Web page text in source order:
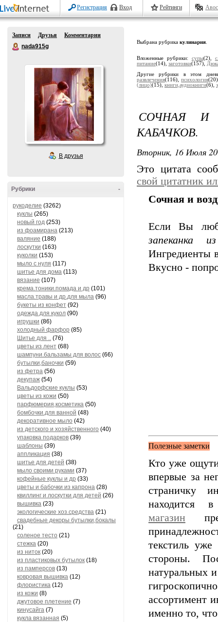
Регистрация Вход Рейтинги
Записи Друзья
Комментарии
nada915g
В друзья
-
Рубрики
рукоделие (3262)
куклы (265)
новый год (253)
из фоамирана (213)
валяние (188)
лоскутки (163)
куколки (153)
мыло с нуля (117)
шитье для дома (113)
вязание (107)
крема.тоники.помада и др (101)
масла.травы и др.для мыла (96)
букеты из конфет (92)
одежда для кукол (90)
игрушки (86)
холодный фарфор (85)
Шитье для .. (76)
цветы из лент (68)
шампуни.бальзамы для волос (66)
бутылки,баночки (59)
из фетра (56)
декупаж (54)
Вальдорфские куклы (53)
цветы из кожи (50)
парфюмерия,косметика (50)
бомбочки.для ванной (48)
декоративное мыло (42)
из детского и хозяйственного (40)
упаковка подарков (39)
шаблоны (39)
аппликация (38)
шитье для детей (38)
мыло своими руками (37)
кофейные куклы и др (33)
цветы и бабочки из капрона (28)
квиллинг и лоскутки для детей (26)
вышивка (23)
экологические хоз.средства (21)
свадебные декоры бутылки,бокалы
(21)
соленое тесто (21)
стежка (20)
из ниток (20)
из пластиковых бутылок (18)
из памперсов (13)
ковровая вышивка (12)
флористика (12)
из кожи (8)
джутовое плетение (7)
кинусайга (7)
кукла вязанная (5)
Выбрана рубрика кулинария
Вложенные рубрики: супы(2),
питание(14), заготовки(157),
Другие рубрики в этом
развлечения(116),психология
(лицо)(15), книги,аудиокниги(6),
СОЧНАЯ И
КАБАЧКОВ.
Вторник, 16 Июля
Это цитата
свой цитатник
Сочная и
Если Вы
запеканка
Ингредиенты
Вкусно -
Полезные заметки
Кто уже
впервые за
страничку
магазин
текстиль уже
стороны.
натуральных
ассортимент
именно то,